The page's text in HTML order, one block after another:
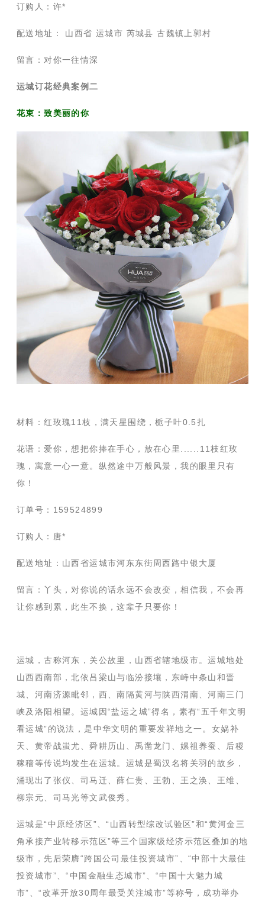
订购人：许*
配送地址： 山西省 运城市 芮城县 古魏镇上郭村
留言：对你一往情深
运城订花经典案例二
花束：致美丽的你
材料：红玫瑰11枝，满天星围绕，栀子叶0.5扎
花语：爱你，想把你捧在手心，放在心里......11枝红玫
瑰，寓意一心一意。纵然途中万般风景，我的眼里只有
你！
订单号：159524899
订购人：唐*
配送地址：山西省运城市河东东街周西路中银大厦
留言：丫头，对你说的话永远不会改变，相信我，不会再
让你感到累，此生不换，这辈子只要你！
运城，古称河东，关公故里，山西省辖地级市。运城地处
山西西南部，北依吕梁山与临汾接壤，东峙中条山和晋
城、河南济源毗邻，西、南隔黄河与陕西渭南、河南三门
峡及洛阳相望。运城因“盐运之城”得名，素有“五千年文明
看运城”的说法，是中华文明的重要发祥地之一。女娲补
天、黄帝战蚩尤、舜耕历山、禹凿龙门、嫘祖养蚕、后稷
稼穑等传说均发生在运城。运城是蜀汉名将关羽的故乡，
涌现出了张仪、司马迁、薛仁贵、王勃、王之涣、王维、
柳宗元、司马光等文武俊秀。
运城是“中原经济区”、“山西转型综改试验区”和“黄河金三
角承接产业转移示范区”等三个国家级经济示范区叠加的地
级市，先后荣膺“跨国公司最佳投资城市”、“中部十大最佳
投资城市”、“中国金融生态城市”、“中国十大魅力城
市”、“改革开放30周年最受关注城市”等称号，成功举办